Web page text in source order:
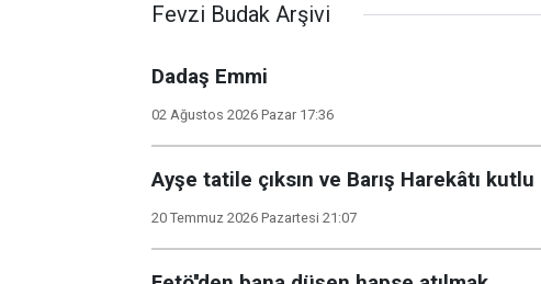
Fevzi Budak Arşivi
Dadaş Emmi
02 Ağustos 2026 Pazar 17:36
Ayşe tatile çıksın ve Barış Harekâtı
20 Temmuz 2026 Pazartesi 21:07